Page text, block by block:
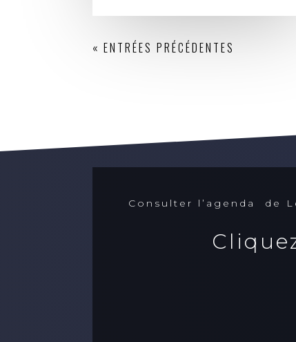
« ENTRÉES PRÉCÉDENTES
Consulter l’agenda de